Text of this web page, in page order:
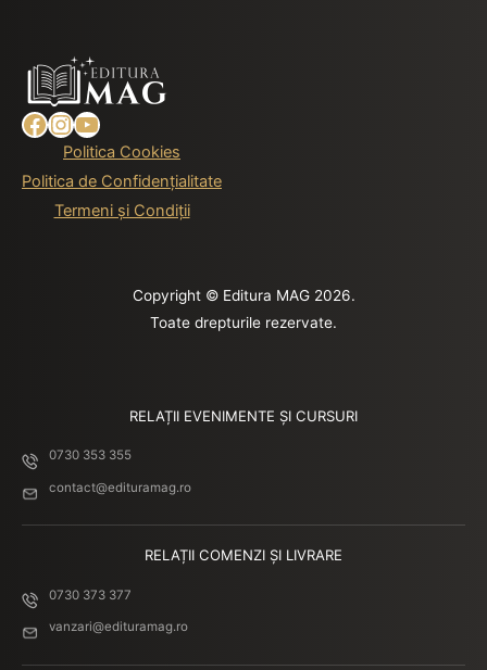
Facebook
Instagram
YouTube
Politica Cookies
Politica de Confidențialitate
Termeni și Condiții
Copyright © Editura MAG 2026.
Toate drepturile rezervate.
RELAȚII EVENIMENTE ȘI CURSURI
0730 353 355
contact@edituramag.ro
RELAȚII COMENZI ȘI LIVRARE
0730 373 377
vanzari@edituramag.ro